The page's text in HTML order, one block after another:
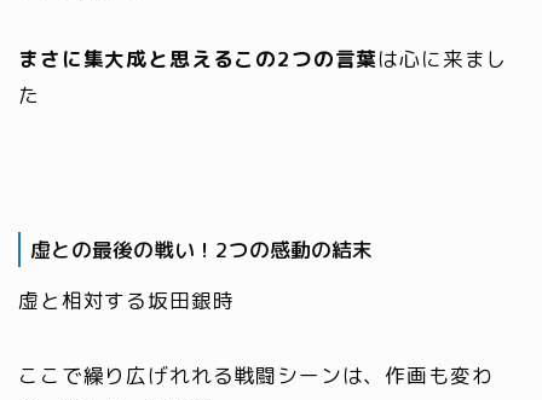
まさに集大成と思えるこの2つの言葉は心に来まし
た
虚との最後の戦い！2つの感動の結末
虚と相対する坂田銀時
ここで繰り広げれれる戦闘シーンは、作画も変わ